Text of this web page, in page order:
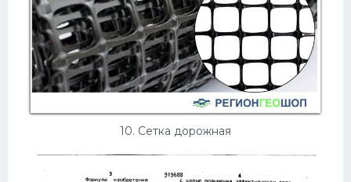
10. Сетка дорожная